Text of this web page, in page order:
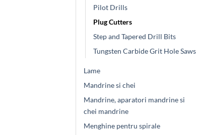
Pilot Drills
Plug Cutters
Step and Tapered Drill Bits
Tungsten Carbide Grit Hole Saws
Lame
Mandrine si chei
Mandrine, aparatori mandrine si
chei mandrine
Menghine pentru spirale